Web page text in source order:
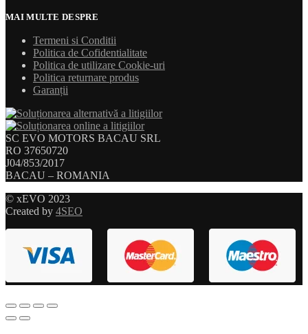
MAI MULTE DESPRE
Termeni si Conditii
Politica de Cofidentialitate
Politica de utilizare Cookie-uri
Politica returnare produs
Garanții
SC EVO MOTORS BACAU SRL
RO 37650720
J04/853/2017
BACAU – ROMANIA
© xEVO 2023
Created by 4SEO